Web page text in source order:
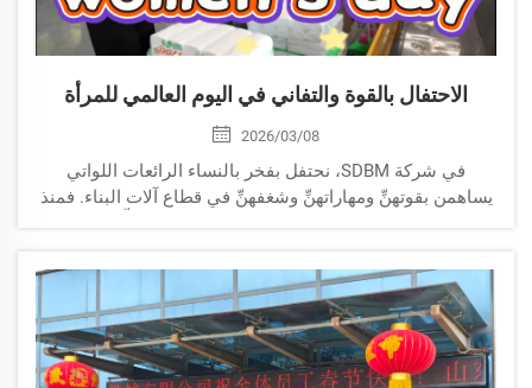
الاحتفال بالقوة والتفاني في اليوم العالمي للمرأة
2026/03/08
في شركة SDBM، نحتفل بفخر بالنساء الرائعات اللواتي
يساهمن بقوتهنِّ ومهاراتهنِّ وشغفهنِّ في قطاع آلات البناء. فمنذ